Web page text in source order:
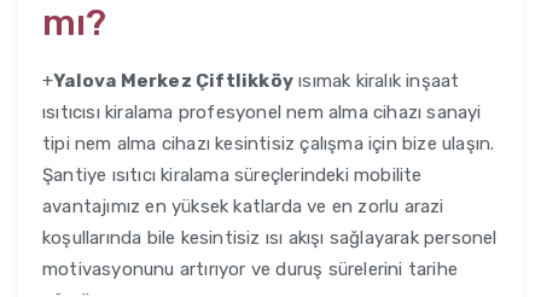
mı?
+Yalova Merkez Çiftlikköy ısımak kiralık inşaat
ısıtıcısı kiralama profesyonel nem alma cihazı sanayi
tipi nem alma cihazı kesintisiz çalışma için bize ulaşın.
Şantiye ısıtıcı kiralama süreçlerindeki mobilite
avantajımız en yüksek katlarda ve en zorlu arazi
koşullarında bile kesintisiz ısı akışı sağlayarak personel
motivasyonunu artırıyor ve duruş sürelerini tarihe